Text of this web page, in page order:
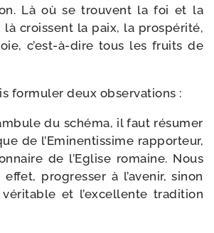
Là où se trouvent la foi et la
là croissent la paix, la pros­pé­ri­té,
c’est-à-dire tous les fruits de
for­mu­ler deux observations :
du sché­ma, il faut résu­mer
de l’Eminentissime rap­por­teur,
de l’Eglise romaine. Nous
pro­gres­ser à l’avenir, sinon
et l’excellente tra­di­tion